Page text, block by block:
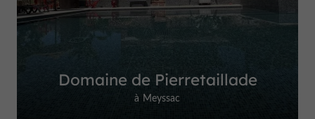
Domaine de Pierretaillade
à Meyssac